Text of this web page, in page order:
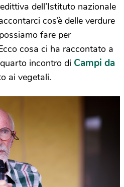
dell’Istituto nazionale
cos’è delle verdure
fare per
cosa ci ha raccontato a
incontro di Campi da
ai vegetali.